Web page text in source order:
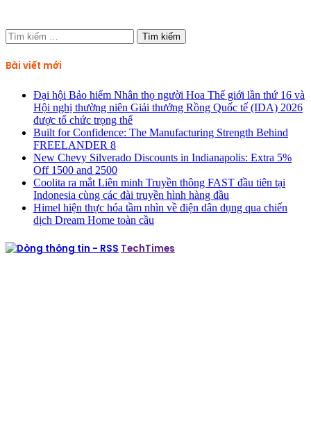
Tìm
kiếm
cho:
Bài viết mới
Đại hội Bảo hiểm Nhân thọ người Hoa Thế giới lần thứ 16 và
Hội nghị thường niên Giải thưởng Rồng Quốc tế (IDA) 2026
được tổ chức trọng thể
Built for Confidence: The Manufacturing Strength Behind
FREELANDER 8
New Chevy Silverado Discounts in Indianapolis: Extra 5%
Off 1500 and 2500
Coolita ra mắt Liên minh Truyền thông FAST đầu tiên tại
Indonesia cùng các đài truyền hình hàng đầu
Himel hiện thực hóa tầm nhìn về điện dân dụng qua chiến
dịch Dream Home toàn cầu
TechTimes